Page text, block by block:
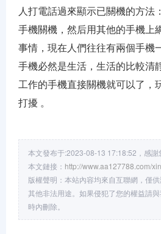
人打電話過來顯示已關機的方法
手機關機，然后用其他的手機上
事情，現在人們往往有兩個手機
手機必然是生活，生活的比較清
工作的手機直接關機就可以了，
打擾 。
本文發布于:2023-08-13 17:18:52，感謝
本文鏈接： http://www.aa127788.com/
版權聲明：本站內容均來自互聯網，僅
其他非法用途。如果侵犯了您的權益請
時內刪除。